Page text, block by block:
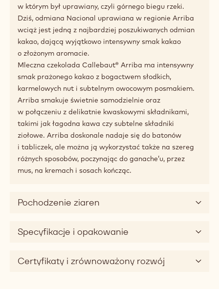
w którym był uprawiany, czyli górnego biegu rzeki.
Dziś, odmiana Nacional uprawiana w regionie Arriba
wciąż jest jedną z najbardziej poszukiwanych odmian
kakao, dającą wyjątkowo intensywny smak kakao
o złożonym aromacie.
Mleczna czekolada Callebaut® Arriba ma intensywny
smak prażonego kakao z bogactwem słodkich,
karmelowych nut i subtelnym owocowym posmakiem.
Arriba smakuje świetnie samodzielnie oraz
w połączeniu z delikatnie kwaskowymi składnikami,
takimi jak łagodna kawa czy subtelne składniki
ziołowe. Arriba doskonale nadaje się do batonów
i tabliczek, ale można ją wykorzystać także na szereg
różnych sposobów, poczynając do ganache’u, przez
mus, na kremach i sosach kończąc.
Pochodzenie ziaren
Specyfikacje i opakowanie
Certyfikaty i zrównoważony rozwój